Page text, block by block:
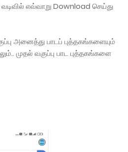
எவ்வாறு Download செய்து
அனைத்து பாடப் புத்தகங்களையும்
முதல் வகுப்பு பாட புத்தகங்களை